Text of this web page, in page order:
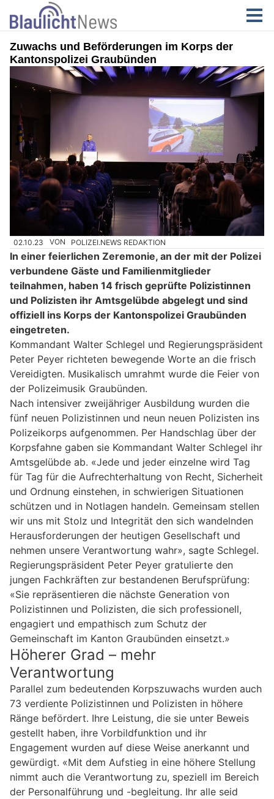
Zuwachs und Beförderungen im Korps der
Kantonspolizei Graubünden
02.10.23 VON POLIZEI.NEWS REDAKTION
In einer feierlichen Zeremonie, an der mit der Polizei
verbundene Gäste und Familienmitglieder
teilnahmen, haben 14 frisch geprüfte Polizistinnen
und Polizisten ihr Amtsgelübde abgelegt und sind
offiziell ins Korps der Kantonspolizei Graubünden
eingetreten.
Kommandant Walter Schlegel und Regierungspräsident
Peter Peyer richteten bewegende Worte an die frisch
Vereidigten. Musikalisch umrahmt wurde die Feier von
der Polizeimusik Graubünden.
Nach intensiver zweijähriger Ausbildung wurden die
fünf neuen Polizistinnen und neun neuen Polizisten ins
Polizeikorps aufgenommen. Per Handschlag über der
Korpsfahne gaben sie Kommandant Walter Schlegel ihr
Amtsgelübde ab. «Jede und jeder einzelne wird Tag
für Tag für die Aufrechterhaltung von Recht, Sicherheit
und Ordnung einstehen, in schwierigen Situationen
schützen und in Notlagen handeln. Gemeinsam stellen
wir uns mit Stolz und Integrität den sich wandelnden
Herausforderungen der heutigen Gesellschaft und
nehmen unsere Verantwortung wahr», sagte Schlegel.
Regierungspräsident Peter Peyer gratulierte den
jungen Fachkräften zur bestandenen Berufsprüfung:
«Sie repräsentieren die nächste Generation von
Polizistinnen und Polizisten, die sich professionell,
engagiert und empathisch zum Schutz der
Gemeinschaft im Kanton Graubünden einsetzt.»
Höherer Grad – mehr
Verantwortung
Parallel zum bedeutenden Korpszuwachs wurden auch
73 verdiente Polizistinnen und Polizisten in höhere
Ränge befördert. Ihre Leistung, die sie unter Beweis
gestellt haben, ihre Vorbildfunktion und ihr
Engagement wurden auf diese Weise anerkannt und
gewürdigt. «Mit dem Aufstieg in eine höhere Stellung
nimmt auch die Verantwortung zu, speziell im Bereich
der Personalführung und -begleitung. Ihr alle seid